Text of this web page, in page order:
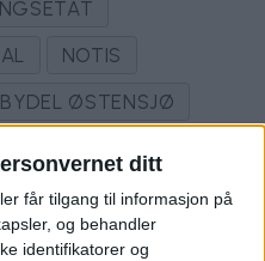
ditt
får tilgang til informasjon på
og behandler
identifikatorer og
NOTIS
BYDEL ØSTENSJØ